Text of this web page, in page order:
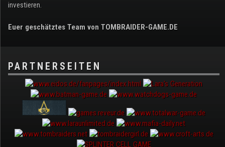
investieren.
Euer geschätztes Team von TOMBRAIDER-GAME.DE
PARTNERSEITEN